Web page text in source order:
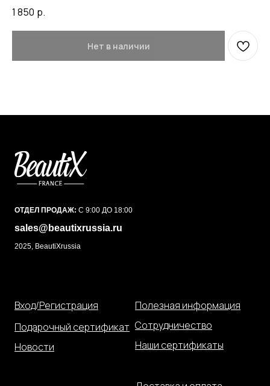
1 850 р.
Нет в наличии
ОТДЕЛ ПРОДАЖ: С 9:00 ДО 18:00
sales@beautixrussia.ru
2025, BeautiXrussia
Вход/Регистрация
Подарочный сертификат
Новости
Полезная информация
Сотрудничество
Наши сертификаты